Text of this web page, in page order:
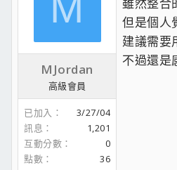
MJordan
高級會員
已加入
3/27/04
訊息
1,201
互動分數
0
點數
36
但是個人
建議需要
不過還是